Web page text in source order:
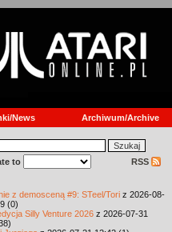
News Archiwum/Archive
to RSS
z demosceną #9: STeel/Tori z 2026-08-
(0)
Silly Venture 2026 z 2026-07-31